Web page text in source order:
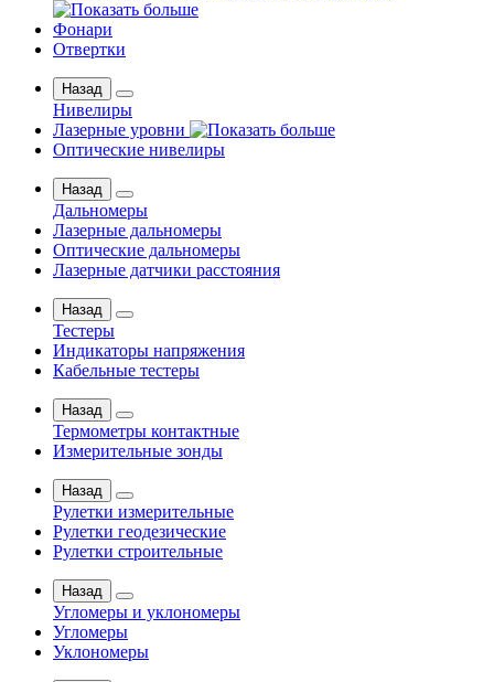
Фонари
Отвертки
Назад
Нивелиры
Лазерные уровни
Оптические нивелиры
Назад
Дальномеры
Лазерные дальномеры
Оптические дальномеры
Лазерные датчики расстояния
Назад
Тестеры
Индикаторы напряжения
Кабельные тестеры
Назад
Термометры контактные
Измерительные зонды
Назад
Рулетки измерительные
Рулетки геодезические
Рулетки строительные
Назад
Угломеры и уклономеры
Угломеры
Уклономеры